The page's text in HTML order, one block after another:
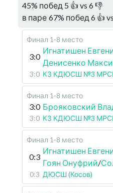
45% побед 5 👍 vs 6👎
в паре 67% побед 6 👍 vs
Финал 1-8 место
3:0
Игнатишен
Денисенко
3:0 КЗ КДЮСШ №3 МРСК
Финал 1-8 место
3:0 Брояковский
3:0 КЗ КДЮСШ №3 МРСК
Финал 1-8 место
0:3
Игнатишен
Гоян Онуфрий/
0:3 ДЮСШ (Косов)